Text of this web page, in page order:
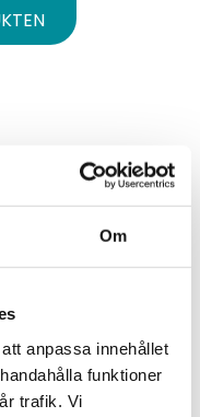
Om
anpassa innehållet
funktioner
trafik. Vi